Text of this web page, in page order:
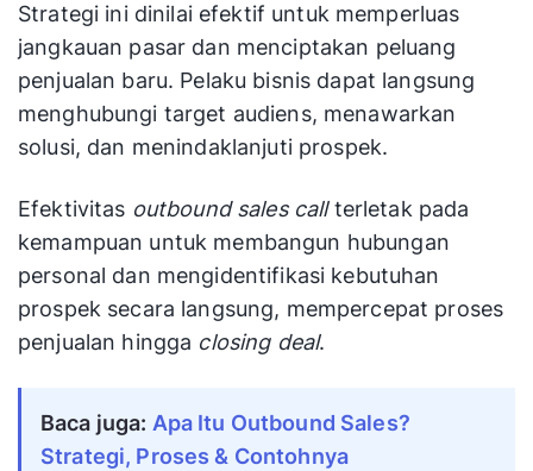
Strategi ini dinilai efektif untuk memperluas
jangkauan pasar dan menciptakan peluang
penjualan baru. Pelaku bisnis dapat langsung
menghubungi target audiens, menawarkan
solusi, dan menindaklanjuti prospek.
Efektivitas outbound sales callterletak pada
kemampuan untuk membangun hubungan
personal dan mengidentifikasi kebutuhan
prospek secara langsung, mempercepat proses
penjualan hingga closing deal.
Baca juga: Apa Itu Outbound Sales?
Strategi, Proses & Contohnya